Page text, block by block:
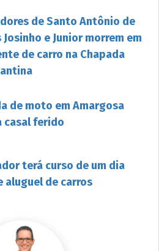
de Santo Antônio de
Josinho e Junior morrem em
de carro na Chapada
de moto em Amargosa
casal ferido
terá curso de um dia
aluguel de carros